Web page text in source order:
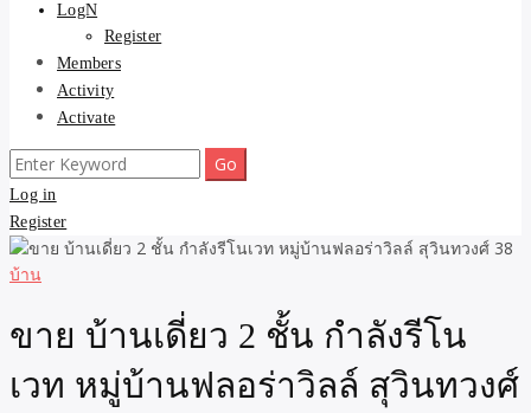
LogN
Register
Members
Activity
Activate
Search
for:
Log in
Register
บ้าน
ขาย บ้านเดี่ยว 2 ชั้น กำลังรีโน
เวท หมู่บ้านฟลอร่าวิลล์ สุวินทวงศ์